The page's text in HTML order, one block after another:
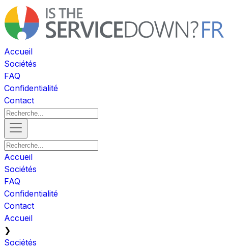
Accueil
Sociétés
FAQ
Confidentialité
Contact
Accueil
Sociétés
FAQ
Confidentialité
Contact
Accueil
❯
Sociétés